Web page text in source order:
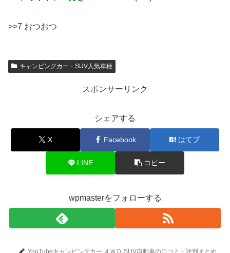
>>7 おつおつ
キャンピングカー・SUV人気車種
スポンサーリンク
シェアする
X Facebook はてブ
LINE コピー
wpmasterをフォローする
YouTubeキャンピングカー,４ＷＤ,SUV自動車の口コミ・評判まとめ